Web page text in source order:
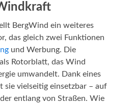
BergWind ein weiteres
das gleich zwei Funktionen
und Werbung. Die
Rotorblatt, das Wind
umwandelt. Dank eines
sie vielseitig einsetzbar – auf
entlang von Straßen. Wie